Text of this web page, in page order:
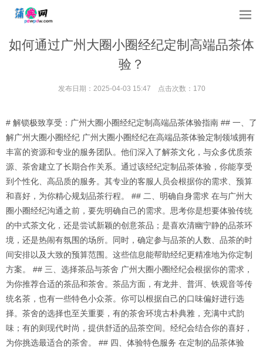
如何通过广州大圈小圈经纪定制高端品茶体
验？
发布日期：2025-04-03 15:47 点击次数：170
# 解锁极致享受：广州大圈小圈经纪定制高端品茶体验指南 ## 一、了
解广州大圈小圈经纪 广州大圈小圈经纪在高端品茶体验定制领域拥有
丰富的资源和专业的服务团队。他们深入了解茶文化，与众多优质茶
源、茶舍建立了长期合作关系。通过该经纪定制品茶体验，你能享受
到个性化、高品质的服务。其专业的客服人员会根据你的需求、预算
和喜好，为你精心规划品茶行程。 ## 二、明确自身需求 在与广州大
圈小圈经纪沟通之前，要先明确自己的需求。思考你是想要体验传统
的中式茶文化，还是尝试新颖的创意茶品；是喜欢清幽宁静的品茶环
境，还是热闹有氛围的场所。同时，确定参与品茶的人数、品茶的时
间安排以及大致的预算范围。这些信息能帮助经纪更精准地为你定制
方案。 ## 三、选择茶品与茶舍 广州大圈小圈经纪会根据你的需求，
为你推荐合适的茶品和茶舍。茶品方面，有龙井、普洱、铁观音等传
统名茶，也有一些特色小众茶。你可以根据自己的口味偏好进行选
择。茶舍的选择也至关重要，有的茶舍环境古朴典雅，充满中式韵
味；有的则现代时尚，提供舒适的品茶空间。经纪会结合你的喜好，
为你挑选最适合的茶舍。 ## 四、体验特色服务 在定制的品茶体验